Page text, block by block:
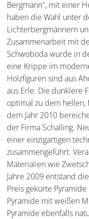
Bergmann", mit einer
haben die Wahl unter
Lichterbergmännern
Zusammenarbeit mit
Schwoboda wurde in
eine Krippe im
Holzfiguren sind aus
aus Erle. Die dunklere
optimal zu dem hellen,
dem Jahr 2010
der Firma Schalling.
einer einzigartigen
zusammengeführt.
Materialien wie
Jahre 2009 entstand
Preis gekürte
Pyramide mit weißen
Pyramide ebenfalls